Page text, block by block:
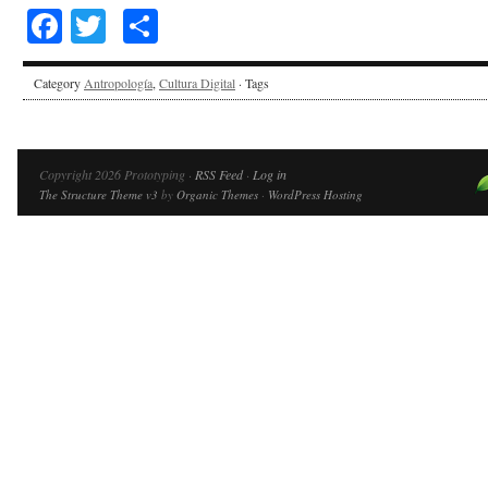
Facebook
Twitter
Category Antropología, Cultura Digital · Tags
Copyright 2026 Prototyping · RSS Feed· Log in
The Structure Theme v3 by Organic Themes · WordPress Hosting